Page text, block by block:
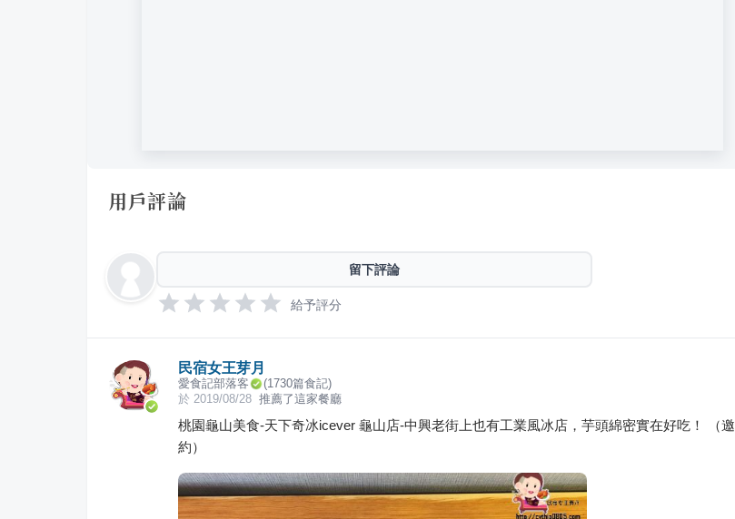
用戶評論
留下評論
給予評分
民宿女王芽月
愛食記部落客 (1730篇食記)
於 2019/08/28 推薦了這家餐廳
桃園龜山美食-天下奇冰icever 龜山店-中興老街上也有工業風冰店，芋頭綿密實在好吃！ （邀
約）